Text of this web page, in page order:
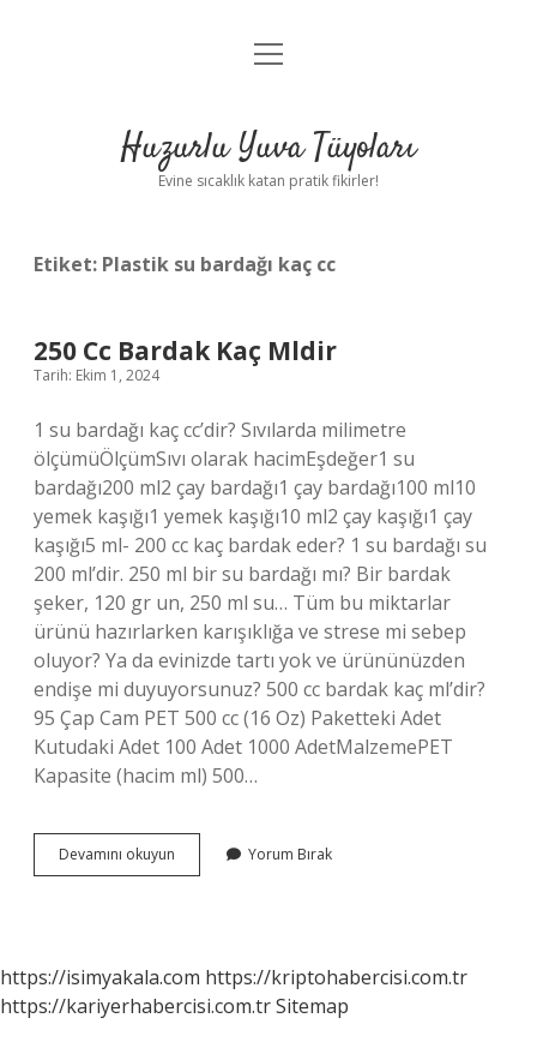
Anasayfa
Yasal Uyarı
menüyü
Huzurlu Yuva Tüyoları
Evine sıcaklık katan pratik fikirler!
Etiket: Plastik su bardağı kaç cc
250 Cc Bardak Kaç Mldir
Tarih: Ekim 1, 2024
1 su bardağı kaç cc’dir? Sıvılarda milimetre
ölçümüÖlçümSıvı olarak hacimEşdeğer1 su
bardağı200 ml2 çay bardağı1 çay bardağı100 ml10
yemek kaşığı1 yemek kaşığı10 ml2 çay kaşığı1 çay
kaşığı5 ml- 200 cc kaç bardak eder? 1 su bardağı su
200 ml’dir. 250 ml bir su bardağı mı? Bir bardak
şeker, 120 gr un, 250 ml su… Tüm bu miktarlar
ürünü hazırlarken karışıklığa ve strese mi sebep
oluyor? Ya da evinizde tartı yok ve ürününüzden
endişe mi duyuyorsunuz? 500 cc bardak kaç ml’dir?
95 Çap Cam PET 500 cc (16 Oz) Paketteki Adet
Kutudaki Adet 100 Adet 1000 AdetMalzemePET
Kapasite (hacim ml) 500…
Devamını okuyun
Cc
Yorum Bırak
https://isimyakala.com https://kriptohabercisi.com.tr
https://kariyerhabercisi.com.trSitemap